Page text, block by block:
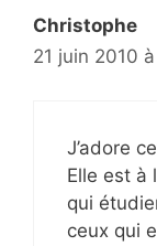
Christophe
21 juin 2010
J’adore
Elle est à
qui
ceux qui